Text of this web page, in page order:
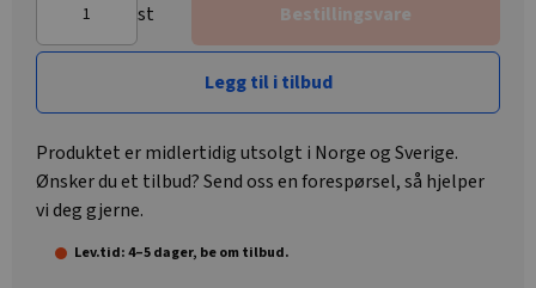
st Bestillingsvare
Legg til i tilbud
Produktet er midlertidig utsolgt i Norge og Sverige.
Ønsker du et tilbud? Send oss en forespørsel, så hjelper
vi deg gjerne.
Lev.tid: 4–5 dager, be om tilbud.